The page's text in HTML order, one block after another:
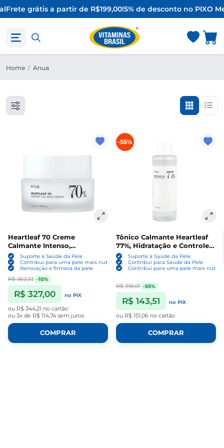
Frete grátis a partir de R$199,00!5% de desconto no PIXO
Home / Anua
Heartleaf 70 Creme
Calmante Intenso,
Hidratação e Suavização da
Pele, 50ml, Anua
Suporte à Saúde da Pele
Contribui para uma pele mais nutrida e regenerada
Renovação e firmeza da pele
R$ 362,33 -10%
R$ 327,00 no PIX
ou R$ 344,21 no cartão
ou 3x de R$ 114,74 sem juros
COMPRAR
-55%
Tônico Calmante Heartleaf
77%, Hidratação e Controle
da Oleosidade, 250ml, Anua
Suporte à Saúde da Pele
Contribui para Saúde da Pele
Contribui para uma pele mais
R$ 318,01 -55%
R$ 143,51 no PIX
ou R$ 151,06 no cartão
COMPRAR